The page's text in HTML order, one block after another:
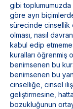
gibi toplumumuzda
göre ayrı
sürecinde cinsellik
olması, nasıl
kabul edip
kuralları öğrenmiş
benimsenen bu
benimsenen bu
cinselliğe, cinsel
geliştirmesine,
bozukluğunun